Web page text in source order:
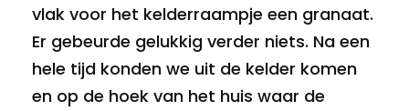
vlak voor het kelderraampje een granaat.
Er gebeurde gelukkig verder niets. Na een
hele tijd konden we uit de kelder komen
en op de hoek van het huis waar de